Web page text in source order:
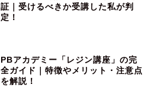
証｜受けるべきか受講した私が判
定！
PBアカデミー「レジン講座」の完
全ガイド｜特徴やメリット・注意点
を解説！